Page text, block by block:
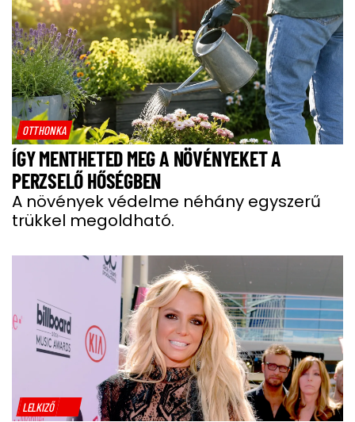
OTTHONKA
ÍGY MENTHETED MEG A NÖVÉNYEKET A
PERZSELŐ HŐSÉGBEN
A növények védelme néhány egyszerű
trükkel megoldható.
LELKIZŐ